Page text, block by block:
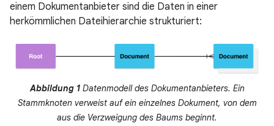
einem Dokumentanbieter sind die Daten in einer
herkömmlichen Dateihierarchie strukturiert:
Abbildung 1Datenmodell des Dokumentanbieters. Ein
Stammknoten verweist auf ein einzelnes Dokument, von dem
aus die Verzweigung des Baums beginnt.